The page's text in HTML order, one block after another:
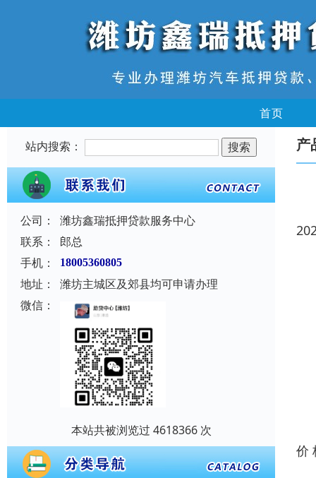
首页
站内搜索：
公司：
潍坊鑫瑞抵押贷款服务中心
联系：
郎总
手机：
18005360805
地址：
潍坊主城区及郊县均可申请办理
微信：
本站共被浏览过 4618366 次
产
价